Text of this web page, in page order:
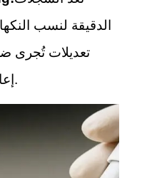
الدقيقة لنسب
تعديلات تُجرى
إعادة الإنتاج وحل المشكلات.